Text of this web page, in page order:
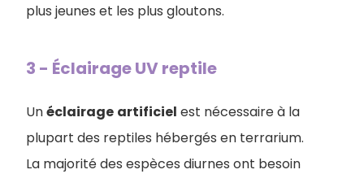
plus jeunes et les plus gloutons.
3 - Éclairage UV reptile
Unéclairage artificiel est nécessaire à la
plupart des reptiles hébergés en terrarium.
La majorité des espèces diurnes ont besoin